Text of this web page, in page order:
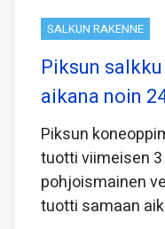
SALKUN RAKENNE
Piksun
aikana noin
Piksun
tuotti viimeisen 3
pohjoismainen
tuotti samaan